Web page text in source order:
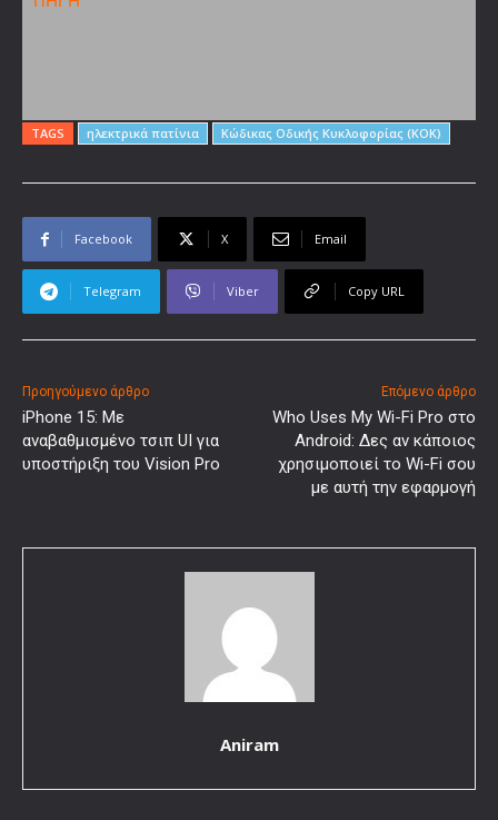
TAGS ηλεκτρικά πατίνια Κώδικας Οδικής Κυκλοφορίας (ΚΟΚ)
Facebook X Email
Telegram Viber Copy URL
Προηγούμενο άρθρο
iPhone 15: Με
αναβαθμισμένο τσιπ UI για
υποστήριξη του Vision Pro
Επόμενο άρθρο
Who Uses My Wi-Fi Pro στο
Android: Δες αν κάποιος
χρησιμοποιεί το Wi-Fi σου
με αυτή την εφαρμογή
Aniram